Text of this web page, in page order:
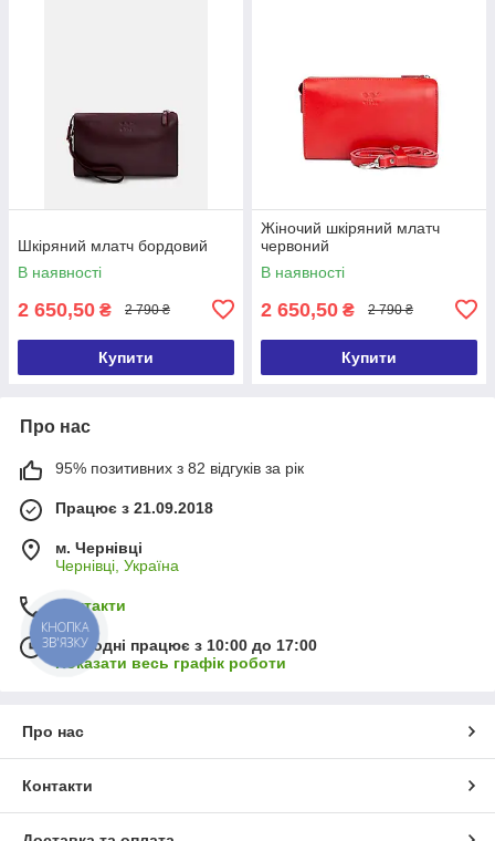
Шкіряний млатч бордовий
В наявності
2 650,50 ₴ 2 790 ₴
Купити
Жіночий шкіряний млатч
червоний
В наявності
2 650,50 ₴ 2 790 ₴
Купити
Про нас
95% позитивних з 82 відгуків за рік
Працює з 21.09.2018
м. Чернівці
Чернівці, Україна
Контакти
Сьогодні працює з 10:00 до 17:00
Показати весь графік роботи
Про нас
Контакти
КНОПКА
ЗВ'ЯЗКУ